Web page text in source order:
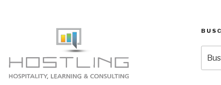
por: